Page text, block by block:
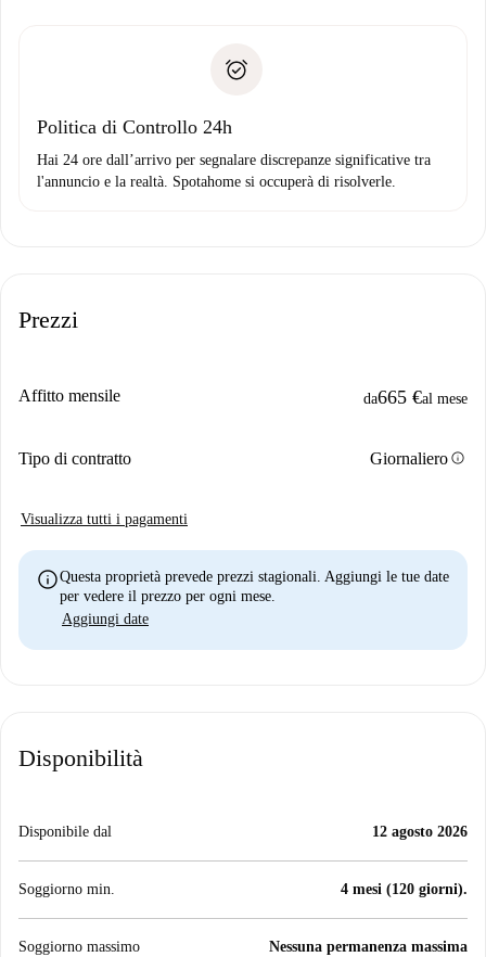
Domiciliazione del pagamento
solo se non segnali problemi.
Politica di Controllo 24h
Hai 24 ore dall’arrivo per segnalare discrepanze significative tra
l'annuncio e la realtà. Spotahome si occuperà di risolverle.
Prezzi
Affitto mensile da665 €al mese
Tipo di contratto Giornalieroinfo
Visualizza tutti i pagamenti
infoQuesta proprietà prevede prezzi stagionali. Aggiungi le tue date
per vedere il prezzo per ogni mese.
Aggiungi date
Disponibilità
Disponibile dal 12 agosto 2026
Soggiorno min. 4 mesi (120 giorni).
Soggiorno massimo Nessuna permanenza massima